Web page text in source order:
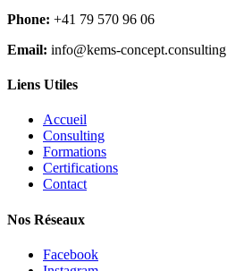
Phone: +41 79 570 96 06
Email: info@kems-concept.consulting
Liens Utiles
Accueil
Consulting
Formations
Certifications
Contact
Nos Réseaux
Facebook